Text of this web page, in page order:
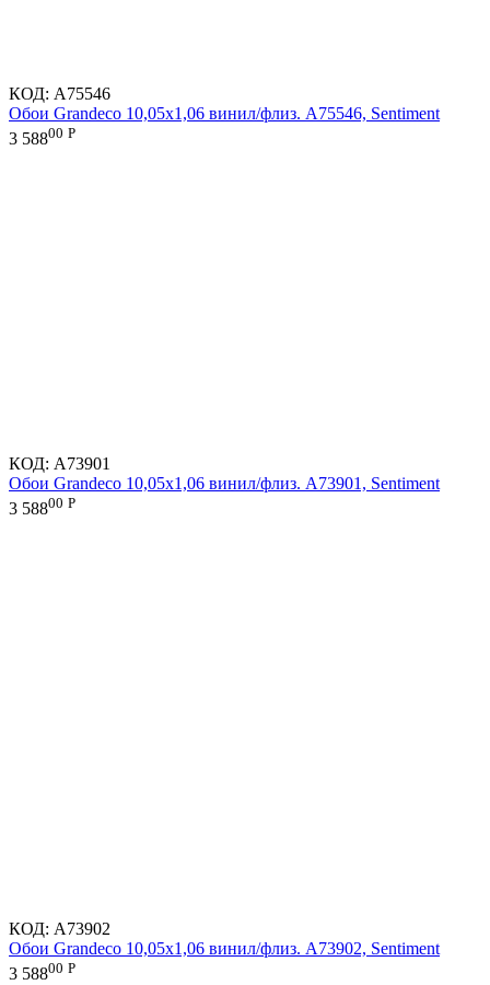
КОД: A75546
Обои Grandeco 10,05х1,06 винил/флиз. A75546, Sentiment
3 58800 Р
КОД: A73901
Обои Grandeco 10,05х1,06 винил/флиз. A73901, Sentiment
3 58800 Р
КОД: A73902
Обои Grandeco 10,05х1,06 винил/флиз. A73902, Sentiment
3 58800 Р